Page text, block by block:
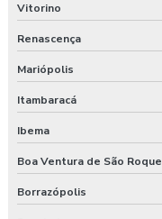
Vitorino
Renascença
Mariópolis
Itambaracá
Ibema
Boa Ventura de São Roque
Borrazópolis